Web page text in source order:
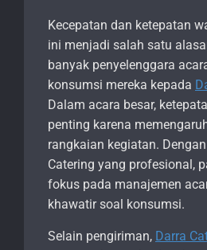
Kecepatan dan ketepatan
ini menjadi salah satu
banyak penyelenggara
konsumsi mereka kepada
Dalam acara besar,
penting karena
rangkaian kegiatan.
Catering yang profesional,
fokus pada manajemen
khawatir soal konsumsi.
Selain pengiriman, Darra